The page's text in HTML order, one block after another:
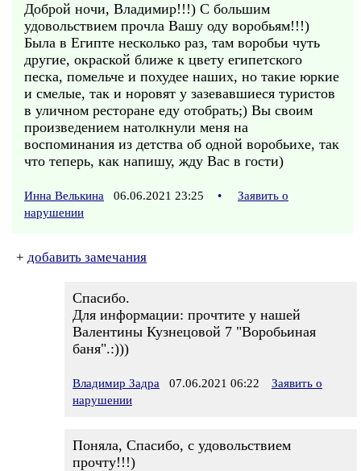
Доброй ночи, Владимир!!!) С большим
удовольствием прочла Вашу оду воробьям!!!)
Была в Египте несколько раз, там воробьи чуть
другие, окраской ближе к цвету египетского
песка, помельче и похудее наших, но такие юркие
и смелые, так и норовят у зазевавшиеся туристов
в уличном ресторане еду отобрать;) Вы своим
произведением натолкнули меня на
воспоминания из детства об одной воробьихе, так
что теперь, как напишу, жду Вас в гости)
Инна Велькина 06.06.2021 23:25 •
Заявить о
нарушении
+ добавить замечания
Спасибо.
Для информации: прочтите у нашей
Валентины Кузнецовой 7 "Воробьиная
баня".:)))
Владимир Задра 07.06.2021 06:22
Заявить о
нарушении
Поняла, Спасибо, с удовольствием
прочту!!!)